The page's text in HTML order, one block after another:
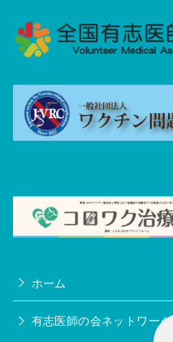
ホーム
有志医師の会ネットワーク